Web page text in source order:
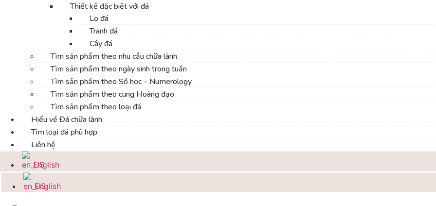
Thiết kế đặc biệt với đá
Lọ đá
Tranh đá
Cây đá
Tìm sản phẩm theo nhu cầu chữa lành
Tìm sản phẩm theo ngày sinh trong tuần
Tìm sản phẩm theo Số học – Numerology
Tìm sản phẩm theo cung Hoàng đạo
Tìm sản phẩm theo loại đá
Hiểu về Đá chữa lành
Tìm loại đá phù hợp
Liên hệ
English
English